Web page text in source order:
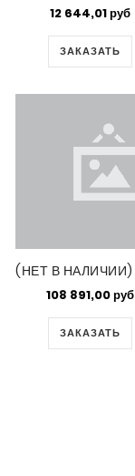
12 644,01 руб
ЗАКАЗАТЬ
108 891,00 руб
ЗАКАЗАТЬ